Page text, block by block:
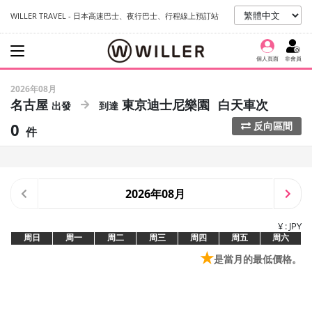
WILLER TRAVEL - 日本高速巴士、夜行巴士、行程線上預訂站
個人頁面 非會員
2026年08月
名古屋 東京迪士尼樂園 白天車次
0 件 反向區間
2026年08月
¥ : JPY
周日 周一 周二 周三 周四 周五 周六
★是當月的最低價格。